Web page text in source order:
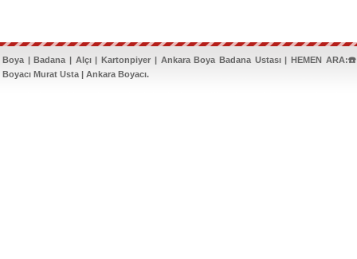
Boya | Badana | Alçı | Kartonpiyer | Ankara Boya Badana Ustası | HEMEN
Boyacı Murat Usta | Ankara Boyacı.